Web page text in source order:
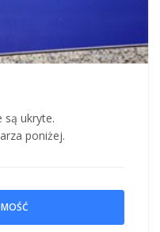
są ukryte.
poniżej.